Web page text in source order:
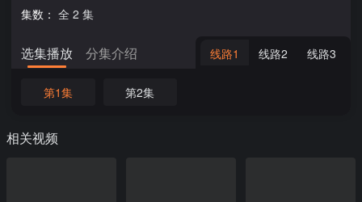
集数： 全 2 集
选集播放 分集介绍 线路1 线路2 线路3
第1集 第2集
相关视频